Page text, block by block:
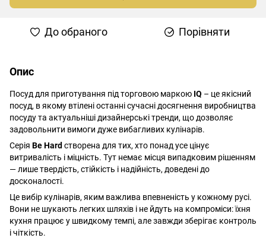
До обраного Порівняти
Опис
Посуд для приготування під торговою маркою IQ – це якісний
посуд, в якому втілені останні сучасні досягнення виробництва
посуду та актуальніші дизайнерські тренди, що дозволяє
задовольнити вимоги дуже вибагливих кулінарів.
Серія Be Hardстворена для тих, хто понад усе цінує
витривалість і міцність. Тут немає місця випадковим рішенням
— лише твердість, стійкість і надійність, доведені до
досконалості.
Це вибір кулінарів, яким важлива впевненість у кожному русі.
Вони не шукають легких шляхів і не йдуть на компроміси: їхня
кухня працює у швидкому темпі, але завжди зберігає контроль
і чіткість.